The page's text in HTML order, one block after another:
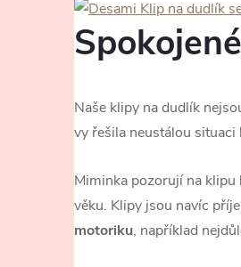
Naše klipy na dudlík
vy řešila neustálou situaci
Miminka pozorují na
věku. Klipy jsou navíc
motoriku, například